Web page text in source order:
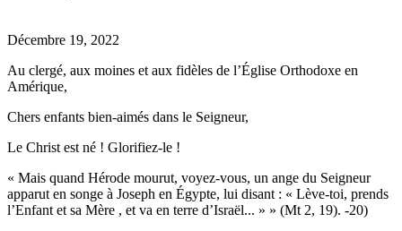
Décembre 19, 2022
Au clergé, aux moines et aux fidèles de l’Église Orthodoxe en
Amérique,
Chers enfants bien-aimés dans le Seigneur,
Le Christ est né ! Glorifiez-le !
« Mais quand Hérode mourut, voyez-vous, un ange du Seigneur
apparut en songe à Joseph en Égypte, lui disant : « Lève-toi, prends
l’Enfant et sa Mère , et va en terre d’Israël... » » (Mt 2, 19). -20)